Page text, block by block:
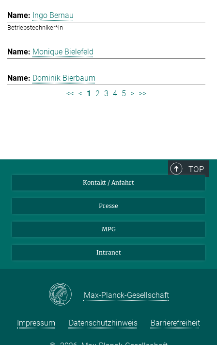
Ingo Bernau
Betriebstechniker*in
Monique Bielefeld
Dominik Bierbaum
<< < 1 2 3 4 5 > >>
TOP
Kontakt / Anfahrt
Presse
MPG
Intranet
Max-Planck-Gesellschaft
Impressum Datenschutzhinweis Barrierefreiheit